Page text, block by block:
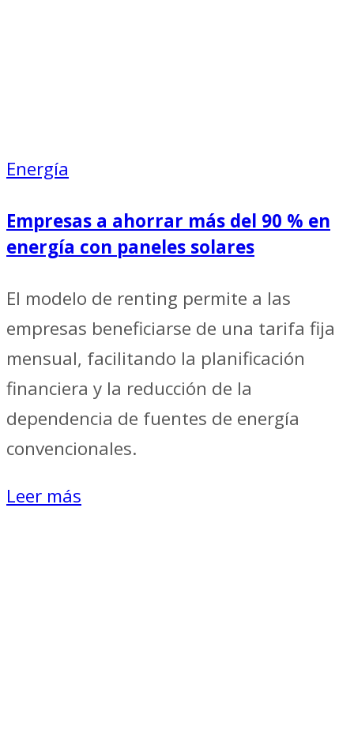
Energía
Empresas a ahorrar más del 90 % en
energía con paneles solares
El modelo de renting permite a las
empresas beneficiarse de una tarifa fija
mensual, facilitando la planificación
financiera y la reducción de la
dependencia de fuentes de energía
convencionales.
Leer más